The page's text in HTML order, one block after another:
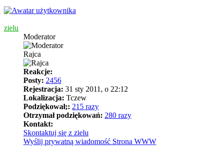
zielu
Moderator
Rajca
Reakcje:
Posty: 2456
Rejestracja: 31 sty 2011, o 22:12
Lokalizacja: Tczew
Podziękował;: 215 razy
Otrzymał podziękowań: 280 razy
Kontakt:
Skontaktuj się z zielu
Wyślij prywatną wiadomość Strona WWW